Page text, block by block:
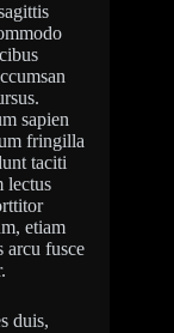
sapien
fringilla
taciti
lectus
etiam
arcu fusce
duis,